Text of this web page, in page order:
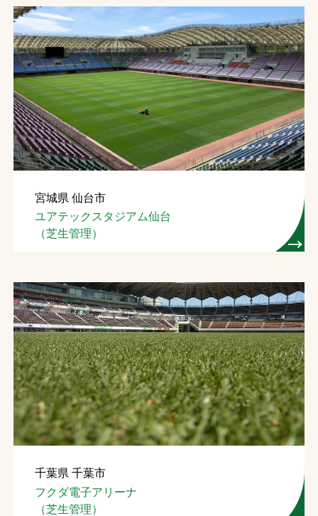
宮城県 仙台市
ユアテックスタジアム仙台
（芝生管理）
千葉県 千葉市
フクダ電子アリーナ
（芝生管理）